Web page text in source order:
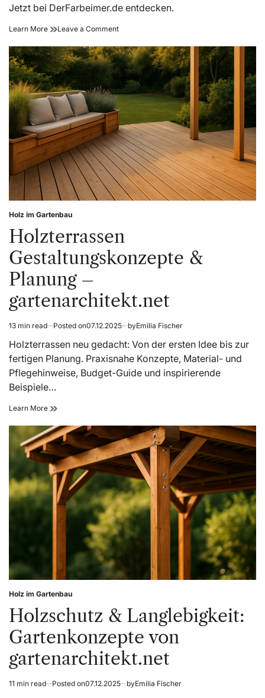
Jetzt bei DerFarbeimer.de entdecken.
Learn More Fassadenfarbe
Außenfassaden
robust
und
ansprechend
Leave a Commenton
Beton:
Außenfassaden
robust
und
ansprechend
Posted
in
Holz im Gartenbau
Holzterrassen
Gestaltungskonzepte &
Planung –
gartenarchitekt.net
Estimated
read
time
13 min read Posted on07.12.2025 byEmilia Fischer
Holzterrassen neu gedacht: Von der ersten Idee bis zur
fertigen Planung. Praxisnahe Konzepte, Material- und
Pflegehinweise, Budget-Guide und inspirierende
Beispiele…
Learn More Holzterrassen
&
Planung
–
gartenarchitekt.net
Posted
in
Holz im Gartenbau
Holzschutz & Langlebigkeit:
Gartenkonzepte von
gartenarchitekt.net
Estimated
11 min read Posted on07.12.2025 byEmilia Fischer